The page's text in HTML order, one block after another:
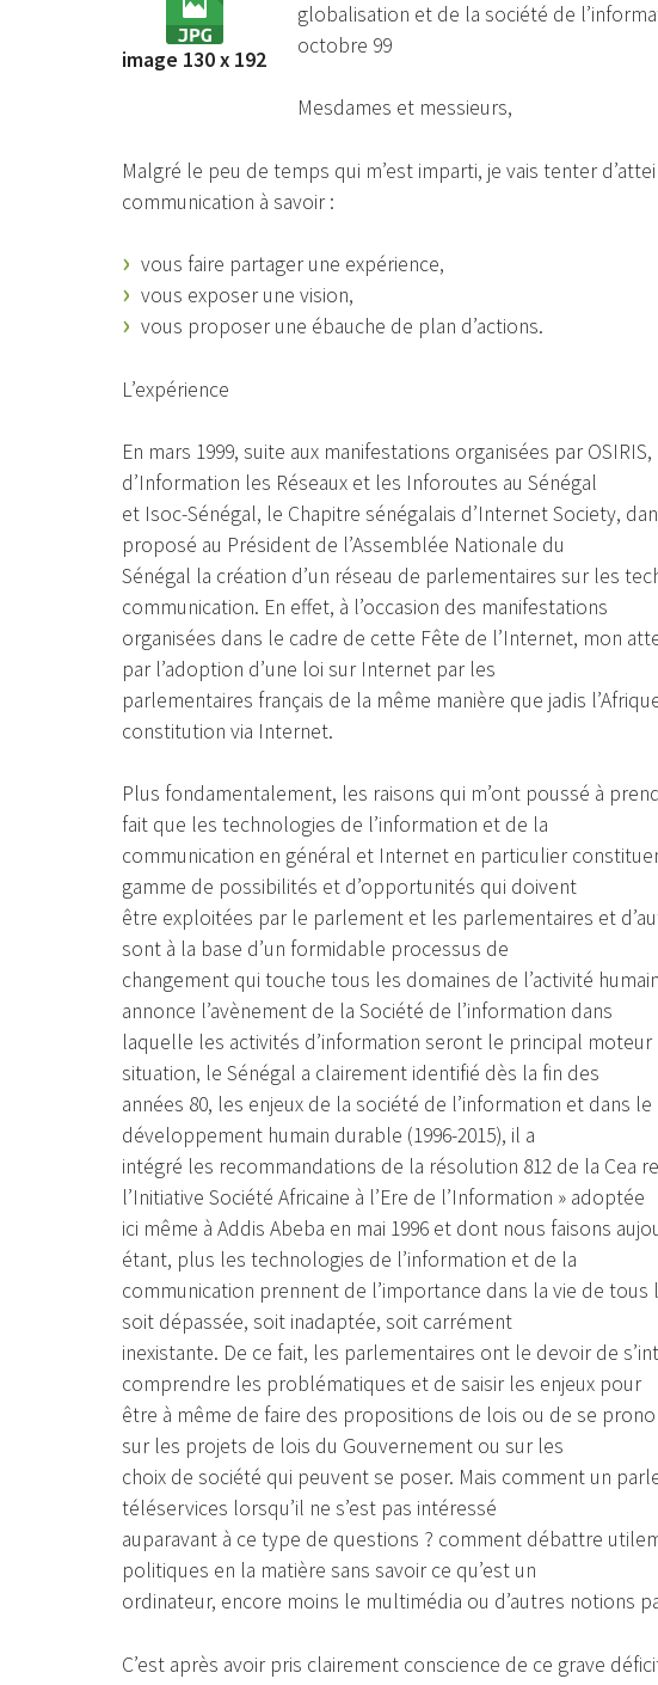
image 130 x 192
globalisation et de la société de
octobre 99
Mesdames et messieurs,
Malgré le peu de temps qui m’est imparti, je vais tenter
communication à savoir :
vous faire partager une expérience,
vous exposer une vision,
vous proposer une ébauche de plan d’actions.
L’expérience
En mars 1999, suite aux manifestations organisées par
d’Information les Réseaux et les Inforoutes au Sénégal
et Isoc-Sénégal, le Chapitre sénégalais d’Internet Society,
proposé au Président de l’Assemblée Nationale du
Sénégal la création d’un réseau de parlementaires sur les
communication. En effet, à l’occasion des manifestations
organisées dans le cadre de cette Fête de l’Internet, mon
par l’adoption d’une loi sur Internet par les
parlementaires français de la même manière que jadis
constitution via Internet.
Plus fondamentalement, les raisons qui m’ont poussé à
fait que les technologies de l’information et de la
communication en général et Internet en particulier
gamme de possibilités et d’opportunités qui doivent
être exploitées par le parlement et les parlementaires et
sont à la base d’un formidable processus de
changement qui touche tous les domaines de l’activité
annonce l’avènement de la Société de l’information dans
laquelle les activités d’information seront le principal
situation, le Sénégal a clairement identifié dès la fin des
années 80, les enjeux de la société de l’information et dans
développement humain durable (1996-2015), il a
intégré les recommandations de la résolution 812 de la Cea
l’Initiative Société Africaine à l’Ere de l’Information » adoptée
ici même à Addis Abeba en mai 1996 et dont nous faisons
étant, plus les technologies de l’information et de la
communication prennent de l’importance dans la vie de tous
soit dépassée, soit inadaptée, soit carrément
inexistante. De ce fait, les parlementaires ont le devoir de
comprendre les problématiques et de saisir les enjeux pour
être à même de faire des propositions de lois ou de se
sur les projets de lois du Gouvernement ou sur les
choix de société qui peuvent se poser. Mais comment un
téléservices lorsqu’il ne s’est pas intéressé
auparavant à ce type de questions ? comment débattre
politiques en la matière sans savoir ce qu’est un
ordinateur, encore moins le multimédia ou d’autres notions
C’est après avoir pris clairement conscience de ce grave